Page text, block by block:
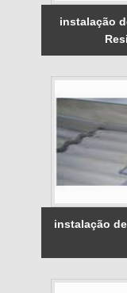
instalação
instalação